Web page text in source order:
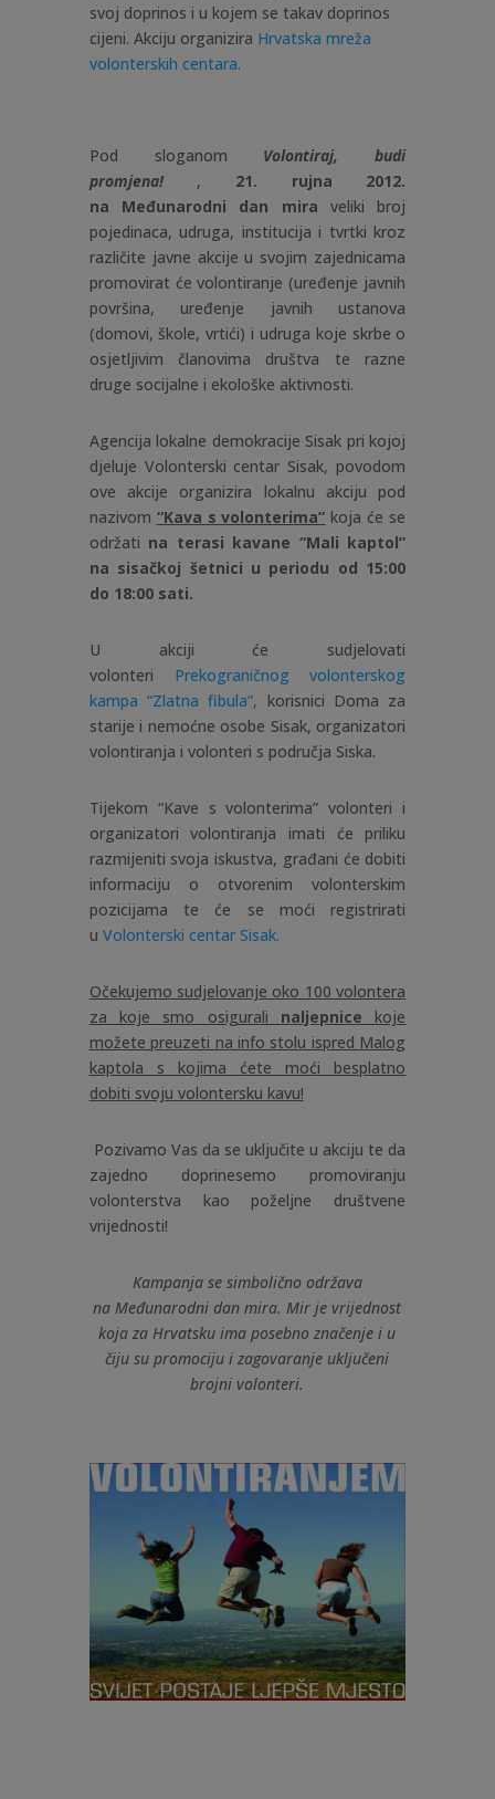
svoj doprinos i u kojem se takav doprinos
cijeni. Akciju organizira Hrvatska mreža
volonterskih centara.
Pod sloganom Volontiraj, budi
promjena!, 21. rujna 2012.
na
Međunarodni dan mira
veliki broj
pojedinaca, udruga, institucija i tvrtki kroz
različite javne akcije u svojim zajednicama
promovirat će volontiranje (uređenje javnih
površina, uređenje javnih ustanova
(domovi, škole, vrtići) i udruga koje skrbe o
osjetljivim članovima društva te razne
druge socijalne i ekološke aktivnosti.
Agencija lokalne demokracije Sisak pri kojoj
djeluje Volonterski centar Sisak, povodom
ove akcije organizira lokalnu akciju pod
nazivom “Kava s volonterima” koja će se
održati na terasi kavane “Mali kaptol”
na sisačkoj šetnici u periodu od 15:00
do 18:00 sati.
U akciji će sudjelovati
volonteri Prekograničnog volonterskog
kampa “Zlatna fibula”, korisnici Doma za
starije i nemoćne osobe Sisak, organizatori
volontiranja i volonteri s područja Siska.
Tijekom “Kave s volonterima” volonteri i
organizatori volontiranja imati će priliku
razmijeniti svoja iskustva, građani će dobiti
informaciju o otvorenim volonterskim
pozicijama te će se moći registrirati
u Volonterski centar Sisak.
Očekujemo sudjelovanje oko 100 volontera
za koje smo osigurali naljepnice koje
možete preuzeti na info stolu ispred Malog
kaptola s kojima ćete moći besplatno
dobiti svoju volontersku kavu!
Pozivamo Vas da se uključite u akciju te da
zajedno doprinesemo promoviranju
volonterstva kao poželjne društvene
vrijednosti!
Kampanja se simbolično održava
na Međunarodni dan mira. Mir je vrijednost
koja za Hrvatsku ima posebno značenje i u
čiju su promociju i zagovaranje uključeni
brojni volonteri.